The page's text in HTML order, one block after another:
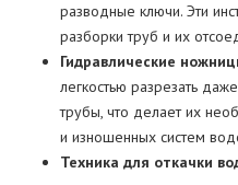
разводные ключи. Эти
разборки труб и их
Гидравлические
легкостью разрезать
трубы, что делает их
и изношенных систем
Техника для откачки